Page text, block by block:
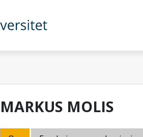
MARKUS MOLIS